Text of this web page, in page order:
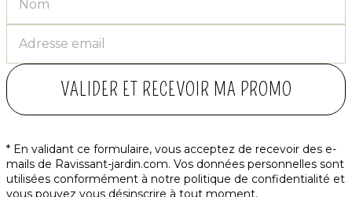
VALIDER ET RECEVOIR MA PROMO
* En validant ce formulaire, vous acceptez de recevoir des e-
mails de Ravissant-jardin.com. Vos données personnelles sont
utilisées conformément à notre politique de confidentialité et
vous pouvez vous désinscrire à tout moment.